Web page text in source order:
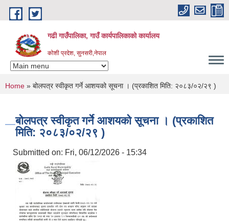
Skip to main content
गढी गाउँपालिका, गाउँ कार्यपालिकाको कार्यालय
कोशी प्रदेश, सुनसरी,नेपाल
You are here
Home » बोलपत्र स्वीकृत गर्ने आशयको सूचना । (प्रकाशित मिति: २०८३/०२/२९ )
बोलपत्र स्वीकृत गर्ने आशयको सूचना । (प्रकाशित
मिति: २०८३/०२/२९ )
Submitted on: Fri, 06/12/2026 - 15:34